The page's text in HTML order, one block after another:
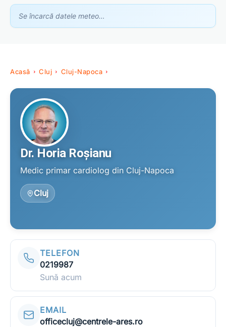
Se încarcă datele meteo…
Acasă Cluj Cluj-Napoca
Dr. Horia Roșianu
Medic primar cardiolog din Cluj-Napoca
Cluj
TELEFON
0219987
Sună acum
EMAIL
officecluj@centrele-ares.ro
Asistent GhidClinic
Ești medic sau ai o clinică medicală?
Apari în recomandările noastre — scrie-ne la
ajut.
Toate Doar medici